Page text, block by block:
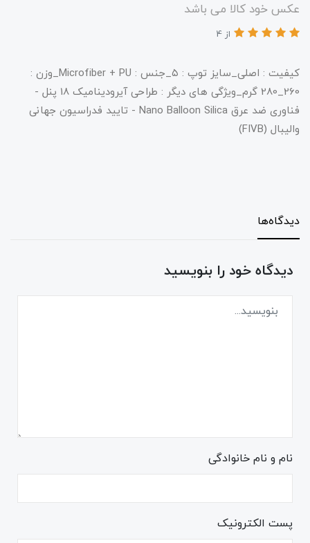
عکس خود کالا می باشد
از 4
کیفیت : اصلی_سایز توپ : ۵_جنس : Microfiber + PU_وزن :
260_280 گرم_ویژگی های دیگر : طراحی آیرودینامیک 18 پنل -
فناوری ضد عرق Nano Balloon Silica - تایید فدراسیون جهانی
والیبال (FIVB)
دیدگاه‌ها
دیدگاه خود را بنویسید
نام و نام خانوادگی
پست الکترونیک